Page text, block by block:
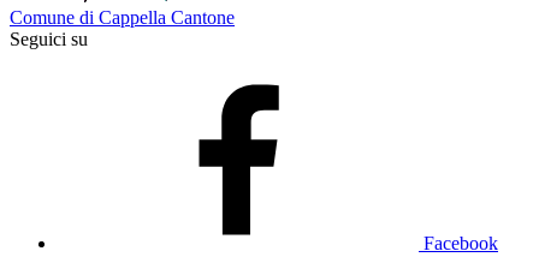
Comune di Cappella Cantone
Seguici su
Facebook